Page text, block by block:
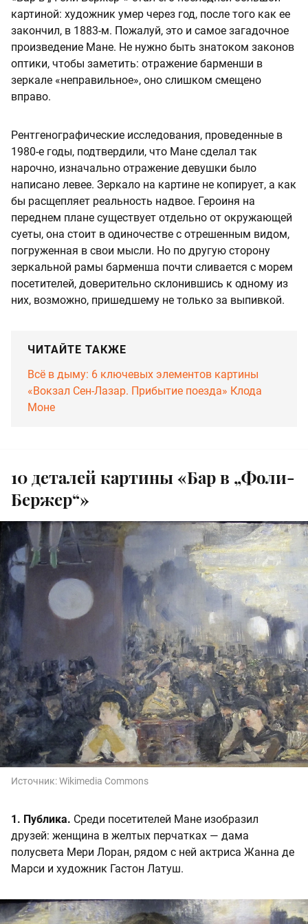
картиной: художник умер через год, после того как ее
закончил, в 1883-м. Пожалуй, это и самое загадочное
произведение Мане. Не нужно быть знатоком законов
оптики, чтобы заметить: отражение барменши в
зеркале «неправильное», оно слишком смещено
вправо.
Рентгенографические исследования, проведенные в
1980-е годы, подтвердили, что Мане сделал так
нарочно, изначально отражение девушки было
написано левее. Зеркало на картине не копирует, а как
бы расщепляет реальность надвое. Героиня на
переднем плане существует отдельно от окружающей
суеты, она стоит в одиночестве с отрешенным видом,
погруженная в свои мысли. Но по другую сторону
зеркальной рамы барменша почти сливается с морем
посетителей, доверительно склонившись к одному из
них, возможно, пришедшему не только за выпивкой.
ЧИТАЙТЕ ТАКЖЕ
Всё в дыму: 6 ключевых элементов картины
«Вокзал Сен-Лазар. Прибытие поезда» Клода
Моне
10 деталей картины «Бар в „Фоли-
Бержер“»
Источник:Wikimedia Commons
1. Публика. Среди посетителей Мане изобразил
друзей: женщина в желтых перчатках — дама
полусвета Мери Лоран, рядом с ней актриса Жанна де
Марси и художник Гастон Латуш.